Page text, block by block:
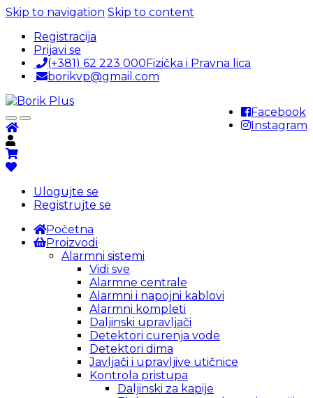
Skip to navigation Skip to content
Registracija
Prijavi se
(+381) 62 223 000Fizička i Pravna lica
borikvp@gmail.com
Facebook
Instagram
Ulogujte se
Registrujte se
Početna
Proizvodi
Alarmni sistemi
Vidi sve
Alarmne centrale
Alarmni i napojni kablovi
Alarmni kompleti
Daljinski upravljači
Detektori curenja vode
Detektori dima
Javljači i upravljive utičnice
Kontrola pristupa
Daljinski za kapije